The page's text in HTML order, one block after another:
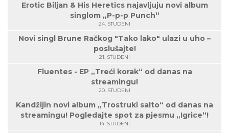
Erotic Biljan & His Heretics najavljuju novi album
singlom „P-p-p Punch“
24. STUDENI
Novi singl Brune Račkog "Tako lako" ulazi u uho –
poslušajte!
21. STUDENI
Fluentes - EP „Treći korak“ od danas na
streamingu!
20. STUDENI
Kandžijin novi album „Trostruki salto“ od danas na
streamingu! Pogledajte spot za pjesmu „Igrice“!
14. STUDENI